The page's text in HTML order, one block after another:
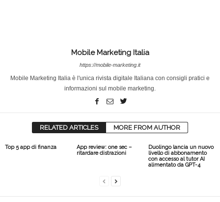
Mobile Marketing Italia
https://mobile-marketing.it
Mobile Marketing Italia è l'unica rivista digitale Italiana con consigli pratici e
informazioni sul mobile marketing.
RELATED ARTICLES MORE FROM AUTHOR
Top 5 app di finanza
App review: one sec –
ritardare distrazioni
Duolingo lancia un nuovo
livello di abbonamento
con accesso al tutor AI
alimentato da GPT-4